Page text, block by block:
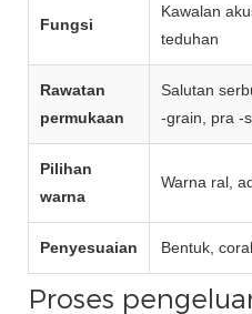
Fungsi
Kawalan
teduhan
Rawatan
permukaan
Salutan
-grain, pra -
Pilihan
warna
Warna ral,
Penyesuaian Bentuk,
Proses